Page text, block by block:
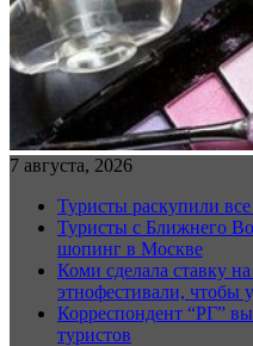
7 августа, 2026
Туристы раскупили
Туристы с Ближнего
шопинг в Москве
Коми сделала ставку
этнофестивали, чтобы
Корреспондент “РГ”
туристов